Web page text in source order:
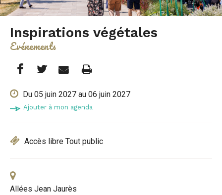
Inspirations végétales
Evénements
Partager
cette
page
Facebook
Partager
cette
page
Twitter
Partager
cette
page
Imprimer
 Du 05 juin 2027 au 06 juin 2027
Ajouter à mon agenda
 Accès libre Tout public

Allées Jean Jaurès